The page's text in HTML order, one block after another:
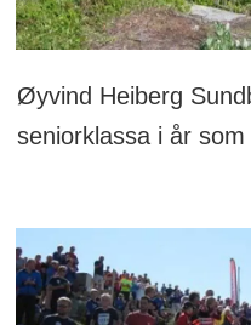
Øyvind Heiberg
seniorklassa i år som